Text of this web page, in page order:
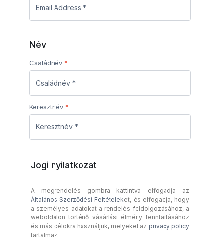
Név
Családnév *
Keresztnév *
Jogi nyilatkozat
A megrendelés gombra kattintva elfogadja az
Általános Szerződési Feltételeket, és elfogadja, hogy
a személyes adatokat a rendelés feldolgozásához, a
weboldalon történő vásárlási élmény fenntartásához
és más célokra használjuk, melyeket az privacy policy
tartalmaz.